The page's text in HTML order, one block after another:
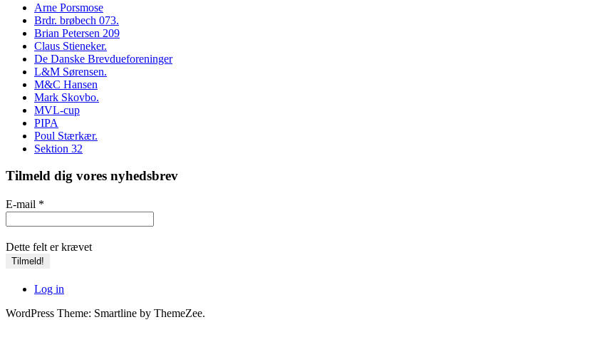
Arne Porsmose
Brdr. brøbech 073.
Brian Petersen 209
Claus Stieneker.
De Danske Brevdueforeninger
L&M Sørensen.
M&C Hansen
Mark Skovbo.
MVL-cup
PIPA
Poul Stærkær.
Sektion 32
Tilmeld dig vores nyhedsbrev
E-mail *
Dette felt er krævet
Log in
WordPress Theme: Smartline by ThemeZee.